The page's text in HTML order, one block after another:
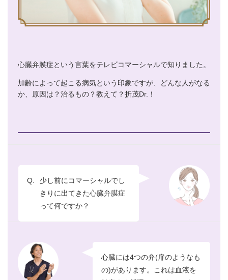
心臓弁膜症という言葉をテレビコマーシャルで知りました。
加齢によって起こる病気という印象ですが、どんな人がなる
か、原因は？治るもの？教えて？折茂Dr.！
Q.
少し前にコマーシャルでし
きりに出てきた心臓弁膜症
って何ですか？
心臓には4つの弁(扉のようなも
の)があります。これは血液を